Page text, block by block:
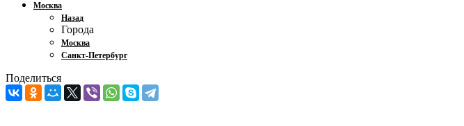
Москва
Назад
Города
Москва
Санкт-Петербург
Поделиться